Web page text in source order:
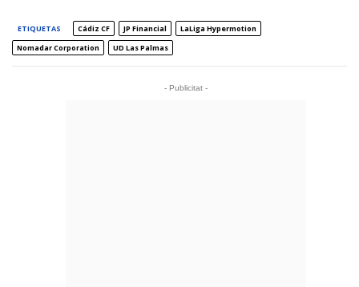
ETIQUETAS Cádiz CF JP Financial
LaLiga Hypermotion
Nomadar Corporation
UD Las Palmas
- Publicitat -